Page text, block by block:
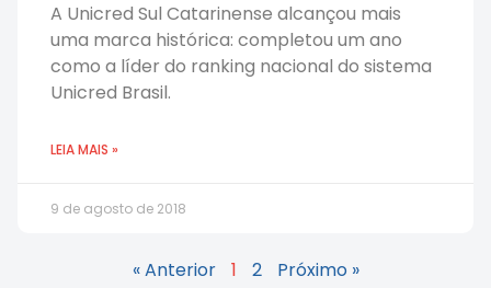
A Unicred Sul Catarinense alcançou mais
uma marca histórica: completou um ano
como a líder do ranking nacional do sistema
Unicred Brasil.
LEIA MAIS »
9 de agosto de 2018
« Anterior 1 2 Próximo »